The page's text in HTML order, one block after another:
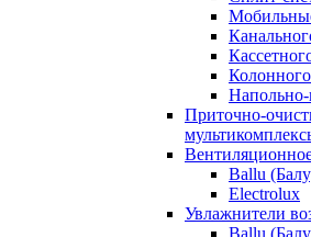
Напольно-
Приточно-
Ballu
Electrolux
Увлажнители
Ballu